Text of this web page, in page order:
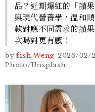
品？近期爆紅的「蘋
與現代營養學，溫和
款對應不同需求的蘋
次喝對更有感！
by fish Weng-2026/02/
Photo/Unsplash